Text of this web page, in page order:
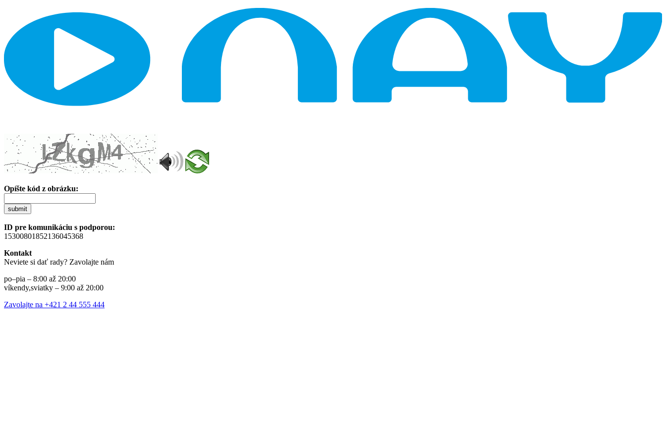
Opíšte kód z obrázku:
submit
ID pre komunikáciu s podporou:
15300801852136045368
Kontakt
Neviete si dať rady? Zavolajte nám
po–pia – 8:00 až 20:00
víkendy,sviatky – 9:00 až 20:00
Zavolajte na +421 2 44 555 444